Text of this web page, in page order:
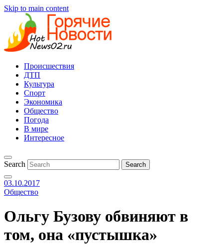
Skip to main content
Происшествия
ДТП
Культура
Спорт
Экономика
Общество
Погода
В мире
Интересное
Search
03.10.2017
Общество
Ольгу Бузову обвиняют в
том, она «пустышка»